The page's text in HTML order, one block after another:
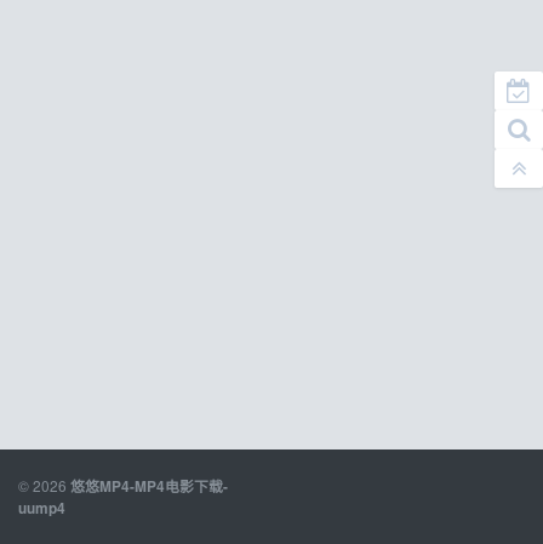
© 2026 悠悠MP4-MP4电影下载-
uump4